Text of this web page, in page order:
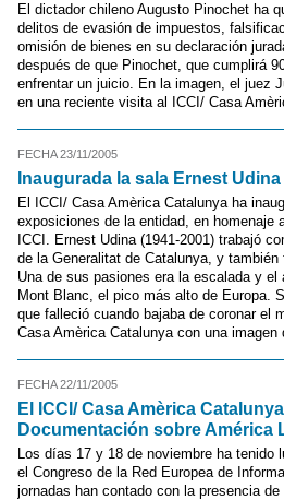
El dictador chileno Augusto Pinochet ha
delitos de evasión de impuestos,
omisión de bienes en su declaración
después de que Pinochet, que cumplirá
enfrentar un juicio. En la imagen, el juez
en una reciente visita al ICCI/ Casa
FECHA 23/11/2005
Inaugurada la sala Ernest
El ICCI/ Casa Amèrica Catalunya ha
exposiciones de la entidad, en homenaje
ICCI. Ernest Udina (1941-2001) trabajó
de la Generalitat de Catalunya, y
Una de sus pasiones era la escalada y
Mont Blanc, el pico más alto de Europa.
que falleció cuando bajaba de coronar el
Casa Amèrica Catalunya con una
FECHA 22/11/2005
El ICCI/ Casa Amèrica
Documentación sobre América
Los días 17 y 18 de noviembre ha tenido
el Congreso de la Red Europea de
jornadas han contado con la presencia